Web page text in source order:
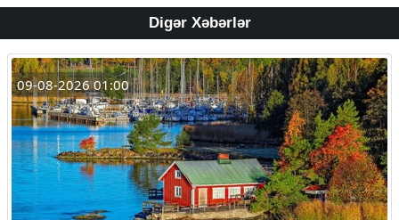
Digər Xəbərlər
09-08-2026 01:00